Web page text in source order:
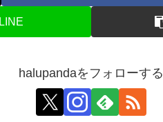
LINE
halupandaをフォローする